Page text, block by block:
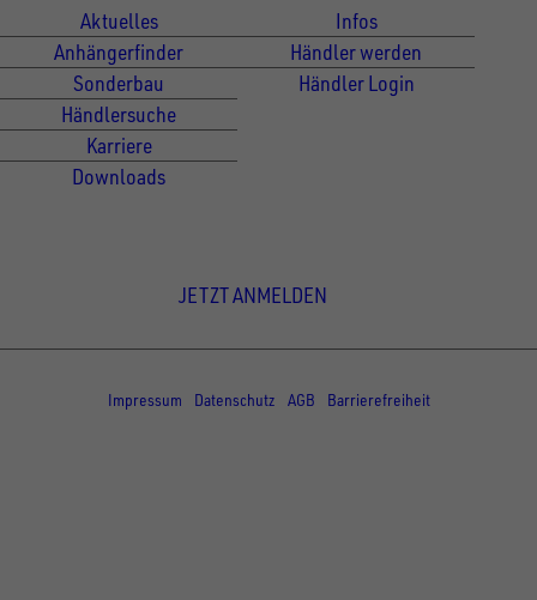
Aktuelles
Anhängerfinder
Sonderbau
Händlersuche
Karriere
Downloads
Infos
Händler werden
Händler Login
JETZT ANMELDEN
Impressum
Datenschutz AGB Barrierefreiheit